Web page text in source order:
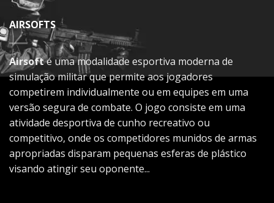
AIRSOFTS
Airsofté uma modalidade esportiva moderna de
simulação militar que permite aos jogadores
competirem individualmente ou em equipes em uma
versão segura de combate. O jogo consiste em uma
atividade desportiva de cunho recreativo ou
competitivo, onde os competidores munidos de armas
apropriadas disparam pequenas esferas de plástico
visando atingir seu oponente...